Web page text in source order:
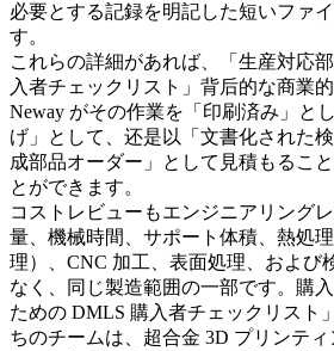
必要とする記録を明記した短いファ
す。
これらの詳細があれば、「生産対応
入者チェックリスト」背后的な商業
Neway がその作業を「印刷済み」と
げ」として、还是以「文書化された
成部品オーダー」として見積もるこ
とができます。
コストレビューもエンジニアリング
量、機械時間、サポート体積、熱処
理）、CNC 加工、表面処理、および
なく、同じ製造範囲の一部です。購
ための DMLS 購入者チェックリスト
ちのチームは、 超合金 3D プリンティ